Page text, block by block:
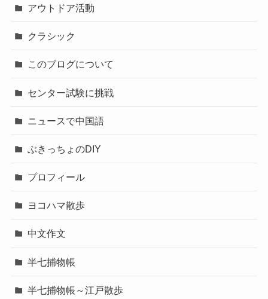
アウトドア活動
クラシック
このブログについて
センター試験に挑戦
ニュースで中国語
ぶきっちょのDIY
プロフィール
ヨコハマ散歩
中文作文
半七捕物帳
半七捕物帳～江戸散歩